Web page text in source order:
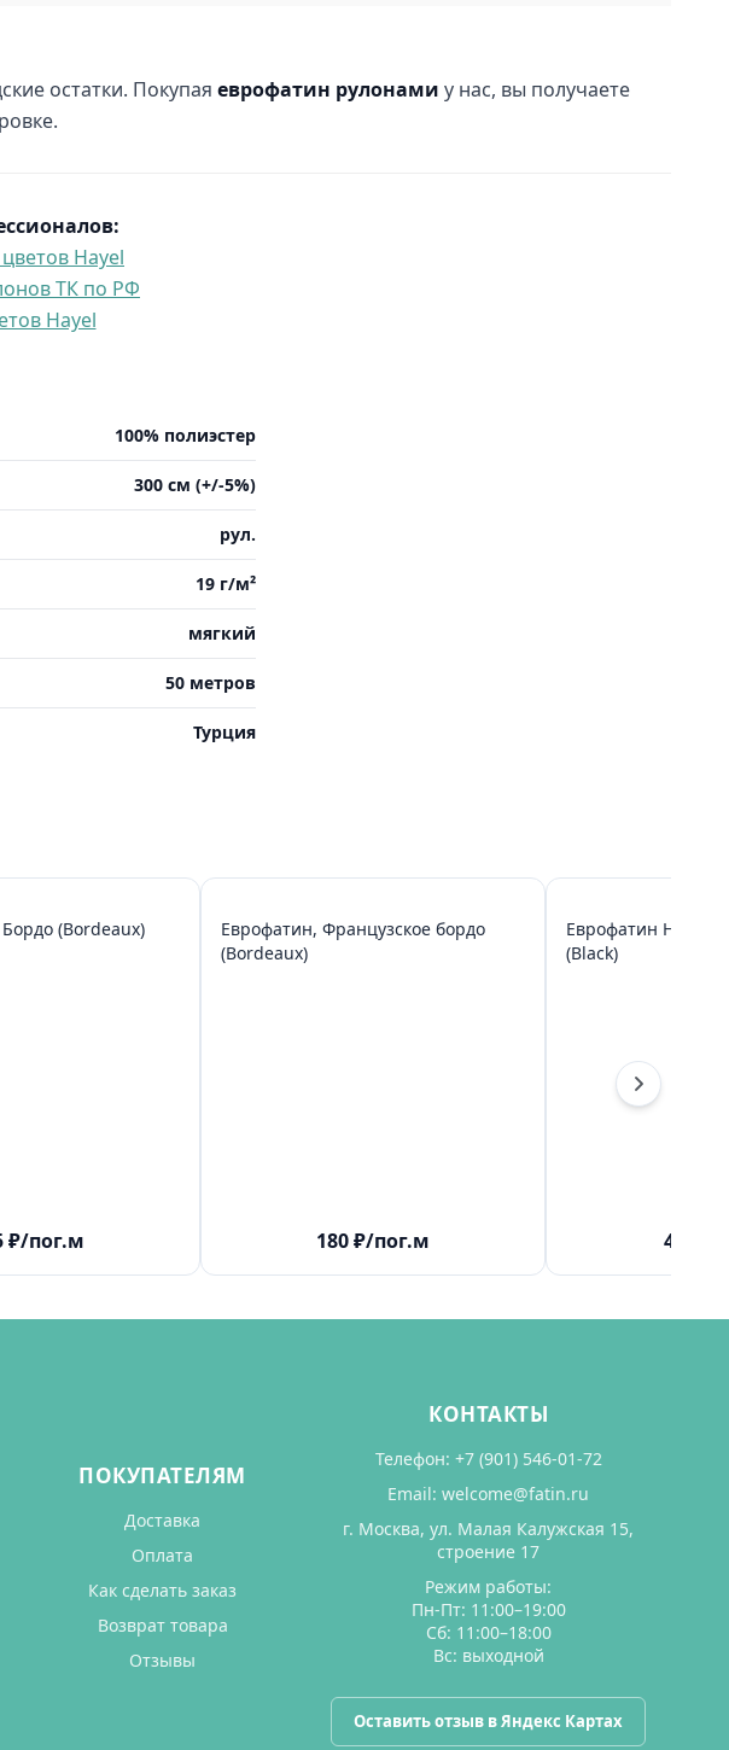
остатки. Покупая еврофатин рулонами у нас, вы получаете
Hayel
ТК по РФ
Hayel
100% полиэстер
300 см (+/-5%)
рул.
19 г/м²
мягкий
50 метров
Турция
(Bordeaux)
₽/пог.м
Еврофатин, Французское бордо
(Bordeaux)
180₽/пог.м
Еврофатин Hayel
(Black)
4450
ПОКУПАТЕЛЯМ
Доставка
Оплата
Как сделать заказ
Возврат товара
Отзывы
КОНТАКТЫ
Телефон: +7 (901) 546-01-72
Email:welcome@fatin.ru
г. Москва, ул. Малая Калужская 15,
строение 17
Режим работы:
Пн-Пт: 11:00–19:00
Сб: 11:00–18:00
Вс: выходной
Оставить отзыв в Яндекс Картах